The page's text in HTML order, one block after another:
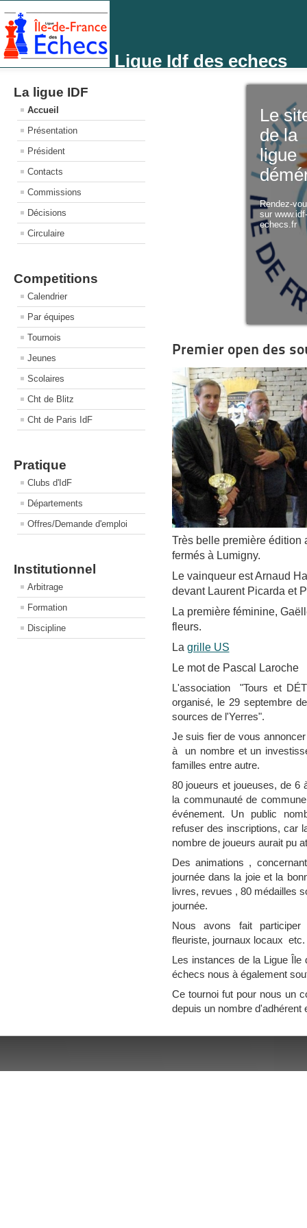
Ligue Idf des echecs
La ligue IDF
Accueil
Présentation
Président
Contacts
Commissions
Décisions
Circulaire
Competitions
Calendrier
Par équipes
Tournois
Jeunes
Scolaires
Cht de Blitz
Cht de Paris IdF
Pratique
Clubs d'IdF
Départements
Offres/Demande d'emploi
Institutionnel
Arbitrage
Formation
Discipline
Le
de la
ligue
Rendez-
sur
echecs.fr
Premier open des
Très belle première édition
fermés à Lumigny.
Le vainqueur est Arnaud
devant Laurent Picarda et
La première féminine,
fleurs.
La grille US
Le mot de Pascal Laroche
L'association "Tours et
organisé, le 29 septembre
sources de l'Yerres".
Je suis fier de vous
à un nombre et un
familles entre autre.
80 joueurs et joueuses, de
la communauté de
événement. Un public
refuser des inscriptions, car
nombre de joueurs aurait pu
Des animations ,
journée dans la joie et la
livres, revues , 80 médailles
journée.
Nous avons fait participer
fleuriste, journaux locaux
Les instances de la Ligue Île
échecs nous à également
Ce tournoi fut pour nous un
depuis un nombre d'adhérent